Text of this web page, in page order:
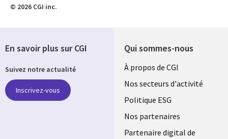
© 2026 CGI inc.
Qui sommes-nous
Useful
links
FRANCE
À propos de CGI
Nos secteurs d'activité
Politique ESG
Nos partenaires
Partenaire digital de
En savoir plus sur CGI
Suivez notre actualité
Inscrivez-vous